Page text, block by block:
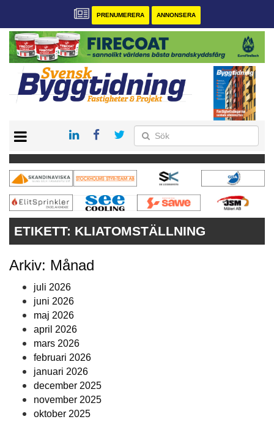
PRENUMERERA ANNONSERA
PRENUMERERA
VÅRA ANDRA MAGASIN
ANNONSERA
KONTAKT
ETIKETT: KLIATOMSTÄLLNING
Arkiv: Månad
juli 2026
juni 2026
maj 2026
april 2026
mars 2026
februari 2026
januari 2026
december 2025
november 2025
oktober 2025